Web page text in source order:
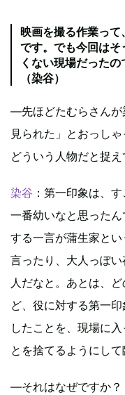
映画を撮る作業っ
です。でも今回は
くない現場だったの
（染谷）
―先ほどたむらさんが
見られた」とおっし
どういう人物だと捉
染谷 ：第一印象は、
一番幼いなと思った
する一言が蒲生家と
言ったり、大人っぽ
人だなと。あとは、
ど、役に対する第一
したことを、現場に
とを捨てるようにして
―それはなぜですか？